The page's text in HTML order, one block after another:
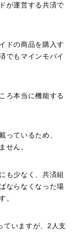
が運営する共済で
ドの商品を購入す
でもマインモバイ
ろ本当に機能する
っているため、
せん。
も少なく、共済組
ならなくなった場
。
ていますが、2人支